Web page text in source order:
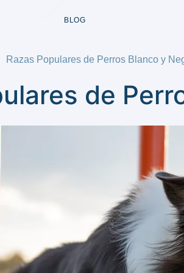
BLOG
Razas Populares de Perros Blanco y
de